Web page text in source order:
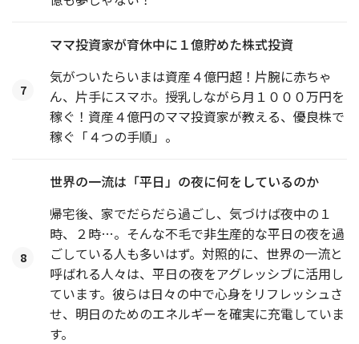
7
ママ投資家が育休中に１億貯めた株式投資
気がついたらいまは資産４億円超！片腕に赤ちゃ
ん、片手にスマホ。授乳しながら月１０００万円を
稼ぐ！資産４億円のママ投資家が教える、優良株で
稼ぐ「４つの手順」。
8
世界の一流は「平日」の夜に何をしているのか
帰宅後、家でだらだら過ごし、気づけば夜中の１
時、２時…。そんな不毛で非生産的な平日の夜を過
ごしている人も多いはず。対照的に、世界の一流と
呼ばれる人々は、平日の夜をアグレッシブに活用し
ています。彼らは日々の中で心身をリフレッシュさ
せ、明日のためのエネルギーを確実に充電していま
す。